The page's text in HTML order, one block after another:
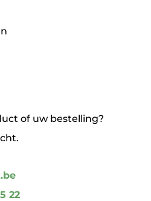
of uw bestelling?
22